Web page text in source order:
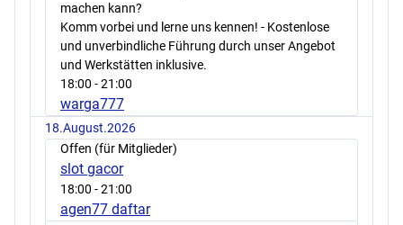
machen kann?
Komm vorbei und lerne uns kennen! - Kostenlose
und unverbindliche Führung durch unser Angebot
und Werkstätten inklusive.
18:00 - 21:00
warga777
18.August.2026
Offen (für Mitglieder)
slot gacor
18:00 - 21:00
agen77 daftar